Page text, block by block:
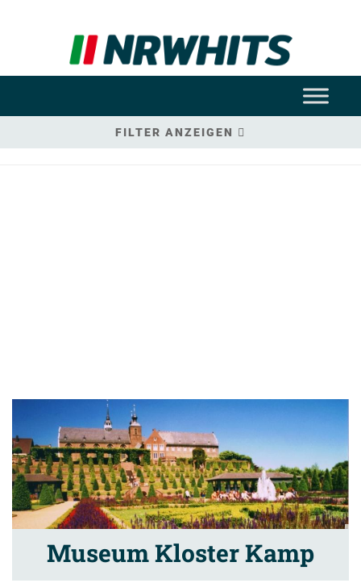
FILTER ANZEIGEN
Museum Kloster Kamp